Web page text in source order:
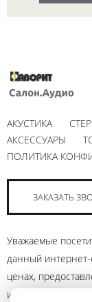
АКУСТИКА
АКСЕССУАРЫ
ПОЛИТИКА
ЗАКАЗАТЬ
Уважаемые
данный интернет-
ценах,
информационный